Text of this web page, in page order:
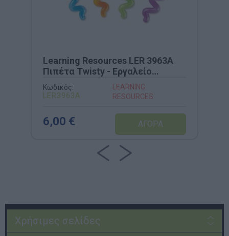
Learning Resources LER 3963A
Πιπέτα Twisty - Εργαλείο
Λεπτής Κινητικότητας
Κωδικός:
LER3963A
LEARNING
RESOURCES
6,00 €
Χρήσιμες σελίδες